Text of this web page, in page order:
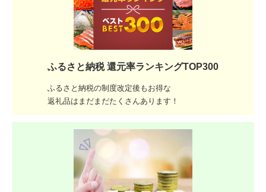
ふるさと納税 還元率ランキングTOP300
ふるさと納税の制度改定後もお得な
返礼品はまだまだたくさんあります！